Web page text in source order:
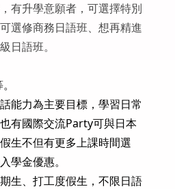
有升學意願者，可選擇特別
選修商務日語班、想再精進
日語班。
能力為主要目標，學習日常
有國際交流Party可與日本
生不但有更多上課時間選
學金優惠。
生、打工度假生，不限日語